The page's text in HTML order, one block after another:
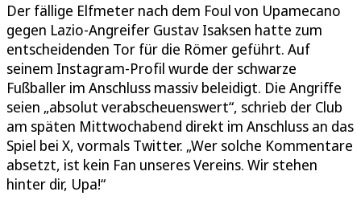
Der fällige Elfmeter nach dem Foul von Upamecano
gegen Lazio-Angreifer Gustav Isaksen hatte zum
entscheidenden Tor für die Römer geführt. Auf
seinem Instagram-Profil wurde der schwarze
Fußballer im Anschluss massiv beleidigt. Die Angriffe
seien „absolut verabscheuenswert“, schrieb der Club
am späten Mittwochabend direkt im Anschluss an das
Spiel bei X, vormals Twitter. „Wer solche Kommentare
absetzt, ist kein Fan unseres Vereins. Wir stehen
hinter dir, Upa!“